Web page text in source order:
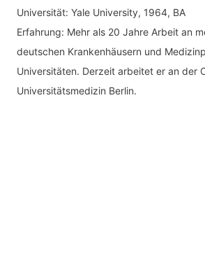
Universität: Yale University, 1964, BA
Erfahrung: Mehr als 20 Jahre Arbeit an
deutschen Krankenhäusern und
Universitäten. Derzeit arbeitet er an der
Universitätsmedizin Berlin.